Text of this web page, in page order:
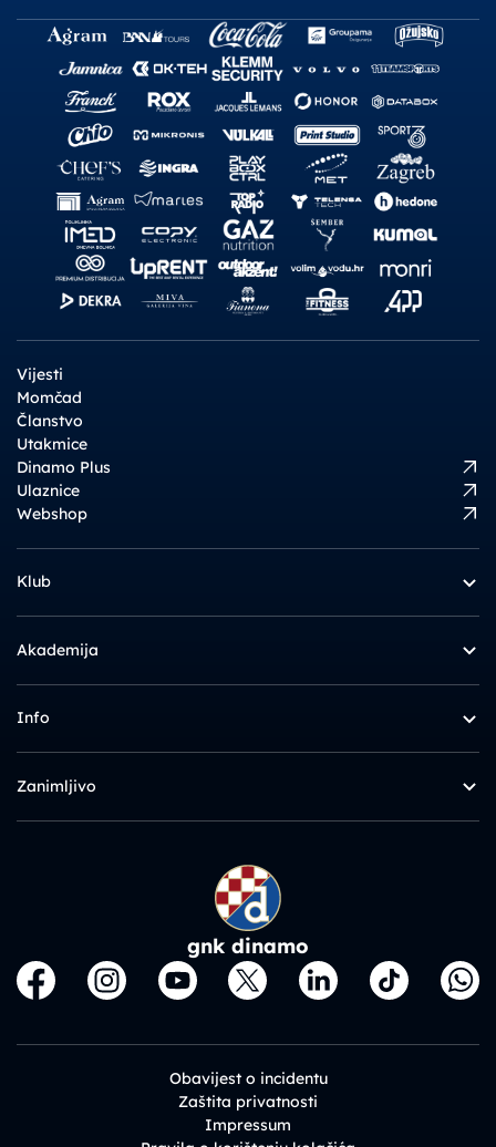
Vijesti
Momčad
Članstvo
Utakmice
Dinamo Plus
Ulaznice
Webshop
Klub
Akademija
Info
Zanimljivo
gnk dinamo
Obavijest o incidentu
Zaštita privatnosti
Impressum